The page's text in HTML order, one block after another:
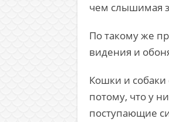
чем слышимая
По такому же
видения и
Кошки и
потому, что у
поступающие